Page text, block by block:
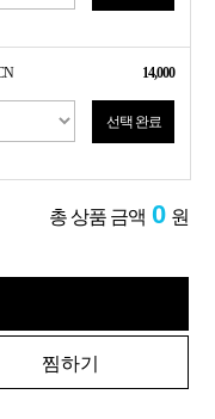
14,000
선택 완료
총 상품 금액 0 원
찜하기